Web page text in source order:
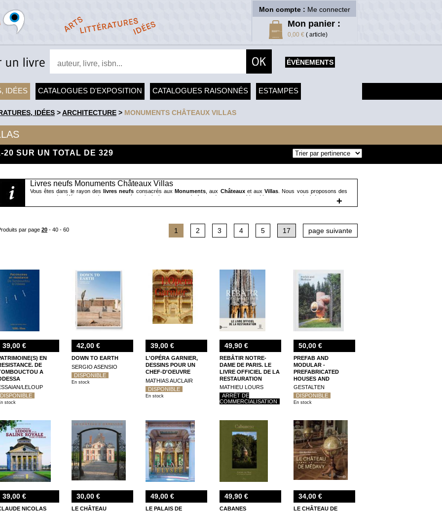
Mon compte : Me connecter
Mon panier :
0,00 € ( article)
ÉVÈNEMENTS
IDÉES CATALOGUES D'EXPOSITION CATALOGUES RAISONNÉS ESTAMPES
IDÉES >ARCHITECTURE > MONUMENTS CHÂTEAUX VILLAS
20 SUR UN TOTAL DE 329
Livres neufs Monuments Châteaux Villas
Vous êtes dans le rayon deslivres neufs consacrés auxMonuments , aux Châteauxet auxVillas . Nous vous proposons des
ouvrages de référence et des nouveautés, principalement sous la forme de monographies. Vous trouverez ainsi des ouvrages
dédiés, entre autres, aux cathédrales (« Cathédrales d'Europe » aux éditions Citadelle&Mazenod ), aux monuments sacrés et
profanes, aux villas et grandes demeures (« Demeures historiques. Les résidences d'ambassadeurs à Paris » de Francis Hammond
Citadelle&Mazenod), ou à certains édifices spécifiques (« Théâtres, architecture 1980-2005 » de Marino Narpozzi)
+
par page 20 - 40 - 60 1 2 3 4 5 17 page suivante
39,00 €
EN
DE
A
LELOUP
DISPONIBLE
stock
42,00 €
DOWN TO EARTH
SERGIO ASENSIO
DISPONIBLE
En stock
39,00 €
L'OPÉRA GARNIER,
DESSINS POUR UN
CHEF-D'OEUVRE
MATHIAS AUCLAIR
DISPONIBLE
En stock
49,90 €
REBÂTIR NOTRE-
DAME DE PARIS. LE
LIVRE OFFICIEL DE LA
RESTAURATION
MATHIEU LOURS
ARRÊT DE
COMMERCIALISATION
50,00 €
PREFAB AND
MODULAR -
PREFABRICATED
HOUSES AND
MODULAR
ARCHITECTURE
GESTALTEN
DISPONIBLE
En stock
39,00 €
NICOLAS
30,00 €
LE CHÂTEAU
49,00 €
LE PALAIS DE
49,90 €
CABANES
34,00 €
LE CHÂTEAU DE